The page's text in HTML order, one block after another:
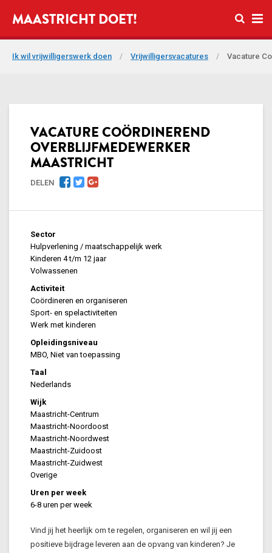
Open
MAASTRICHT DOET!
Ik wil vrijwilligerswerk doen / Vrijwilligersvacatures / Vacature
VACATURE COÖRDINEREND
OVERBLIJFMEDEWERKER
MAASTRICHT
DELEN
Sector
Hulpverlening / maatschappelijk werk
Kinderen 4 t/m 12 jaar
Volwassenen
Activiteit
Coördineren en organiseren
Sport- en spelactiviteiten
Werk met kinderen
Opleidingsniveau
MBO, Niet van toepassing
Taal
Nederlands
Wijk
Maastricht-Centrum
Maastricht-Noordoost
Maastricht-Noordwest
Maastricht-Zuidoost
Maastricht-Zuidwest
Overige
Uren per week
6-8 uren per week
Vind jij het heerlijk om te regelen, organiseren en wil jij een
positieve bijdrage leveren aan de opvang van kinderen? Je